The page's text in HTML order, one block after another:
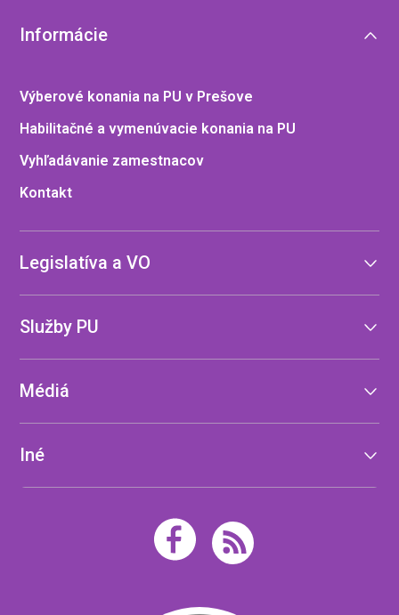
Informácie
Výberové konania na PU v Prešove
Habilitačné a vymenúvacie konania na PU
Vyhľadávanie zamestnacov
Kontakt
Legislatíva a VO
Služby PU
Médiá
Iné